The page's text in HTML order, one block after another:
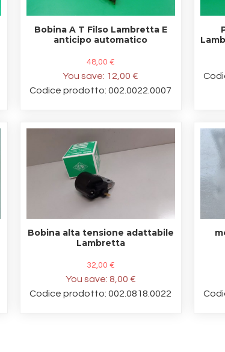
Bobina A T Filso Lambretta E
anticipo automatico
48,00 €
You save: 12,00 €
Codice prodotto: 002.0022.0007
Bobina alta tensione adattabile
Lambretta
32,00 €
You save: 8,00 €
Codice prodotto: 002.0818.0022